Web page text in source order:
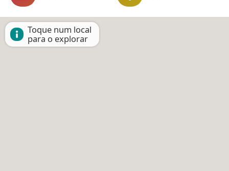
Toque num local
para o explorar